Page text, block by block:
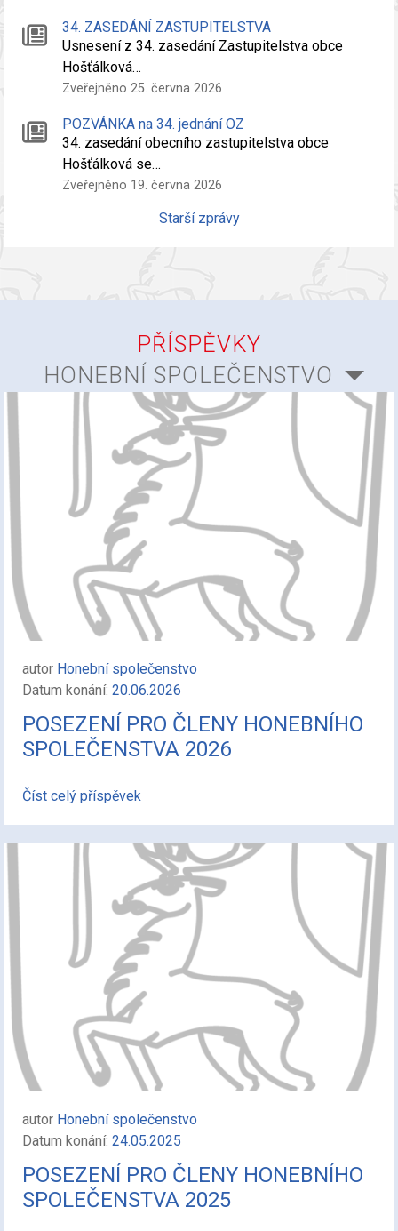
34. ZASEDÁNÍ ZASTUPITELSTVA
Usnesení z 34. zasedání Zastupitelstva obce
Hošťálková…
Zveřejněno 25. června 2026
POZVÁNKA na 34. jednání OZ
34. zasedání obecního zastupitelstva obce
Hošťálková se…
Zveřejněno 19. června 2026
Starší zprávy
PŘÍSPĚVKY
HONEBNÍ SPOLEČENSTVO
autor Honební společenstvo
Datum konání: 20.06.2026
POSEZENÍ PRO ČLENY HONEBNÍHO
SPOLEČENSTVA 2026
Číst celý příspěvek
autor Honební společenstvo
Datum konání: 24.05.2025
POSEZENÍ PRO ČLENY HONEBNÍHO
SPOLEČENSTVA 2025